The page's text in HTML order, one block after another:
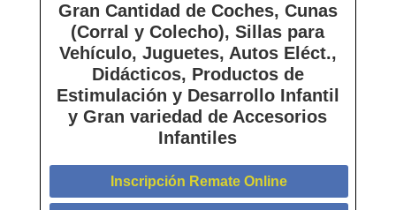
Gran Cantidad de Coches, Cunas
(Corral y Colecho), Sillas para
Vehículo, Juguetes, Autos Eléct.,
Didácticos, Productos de
Estimulación y Desarrollo Infantil
y Gran variedad de Accesorios
Infantiles
Inscripción Remate Online